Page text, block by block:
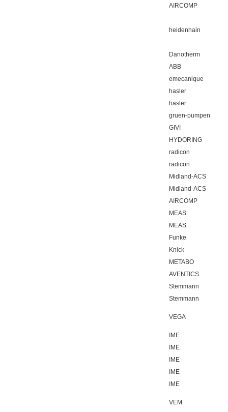
AIRCOMP
heidenhain
Danotherm
ABB
emecanique
hasler
hasler
gruen-pumpen
GIVI
HYDORING
radicon
radicon
Midland-ACS
Midland-ACS
AIRCOMP
MEAS
MEAS
Funke
Knick
METABO
AVENTICS
Stemmann
Stemmann
VEGA
IME
IME
IME
IME
IME
VEM